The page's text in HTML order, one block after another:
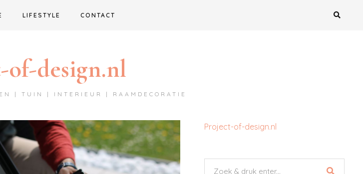
LIFESTYLE CONTACT
of-design.nl
| TUIN | INTERIEUR | RAAMDECORATIE
Project-of-design.nl